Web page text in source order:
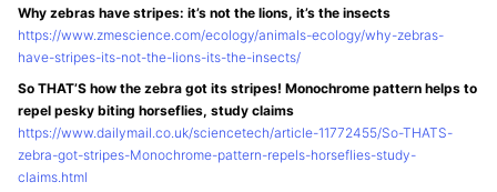
Why zebras have stripes: it’s not the lions, it’s the insects
https://www.zmescience.com/ecology/animals-ecology/why-zebras-
have-stripes-its-not-the-lions-its-the-insects/
So THAT’S how the zebra got its stripes! Monochrome pattern helps to
repel pesky biting horseflies, study claims
https://www.dailymail.co.uk/sciencetech/article-11772455/So-THATS-
zebra-got-stripes-Monochrome-pattern-repels-horseflies-study-
claims.html